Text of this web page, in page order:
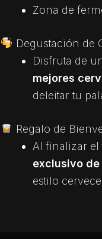
Zona de
Degustación de
Disfruta de
mejores
deleitar tu
Regalo de
Al finalizar el
exclusivo de
estilo